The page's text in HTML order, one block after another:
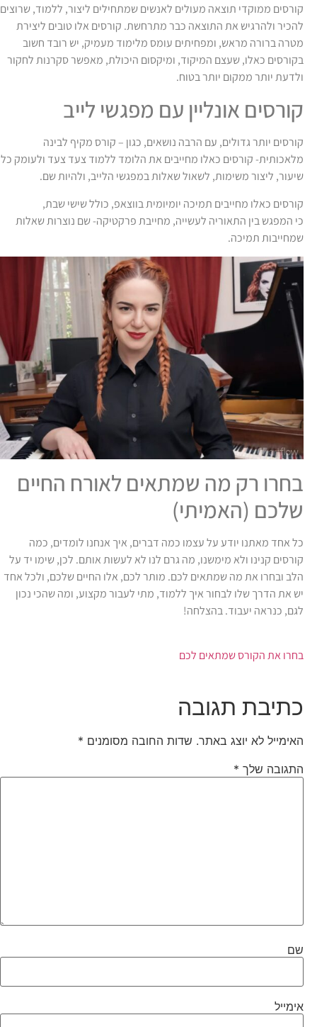
קורסים ממוקדי תוצאה מעולים לאנשים שמתחילים ליצור, ללמוד, שרוצים
להכיר ולהרגיש את התוצאה כבר מתרחשת. קורסים אלו טובים ליצירת
מטרה ברורה מראש, ומפחיתים עומס מלימוד מעמיק, יש רובד חשוב
בקורסים כאלו, שעצם המיקוד, ומיקסום היכולת, מאפשר סקרנות לחקור
ולדעת יותר ממקום יותר בטוח.
קורסים אונליין עם מפגשי לייב
קורסים יותר גדולים, עם הרבה נושאים, כגון – קורס מקיף לבינה
מלאכותית- קורסים כאלו מחייבים את הלומד ללמוד צעד צעד ולעומק כל
שיעור, ליצור משימות, לשאול שאלות במפגשי הלייב, ולהיות שם.
קורסים כאלו מחייבים תמיכה יומיומית בווצאפ, כולל שישי שבת,
כי המפגש בין התאוריה לעשייה, מחייבת פרקטיקה- שם נוצרות שאלות
שמחייבות תמיכה.
בחרו רק מה שמתאים לאורח החיים
שלכם (האמיתי)
כל אחד מאתנו יודע על עצמו כמה דברים, איך אנחנו לומדים, כמה
קורסים קנינו ולא מימשנו, מה גרם לנו לא לעשות אותם. לכן, שימו יד על
הלב ובחרו את מה שמתאים לכם. מותר לכם, אלו החיים שלכם, ולכל אחד
יש את הדרך שלו לבחור איך ללמוד, מתי לעבור מקצוע, ומה שהכי נכון
לגם, כנראה יעבוד. בהצלחה!
בחרו את הקורס שמתאים לכם
כתיבת תגובה
האימייל לא יוצג באתר. שדות החובה מסומנים *
התגובה שלך *
שם
אימייל